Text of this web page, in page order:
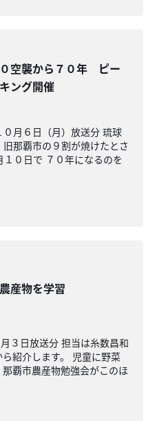
空襲から７０年 ピー
ング開催
月６日（月）放送分 琉球
那覇市の９割が焼けたとさ
０日で ７０年になるのを
産物を学習
３日放送分 担当は糸数昌和
紹介します。 児童に野菜
覇市農産物勉強会がこのほ